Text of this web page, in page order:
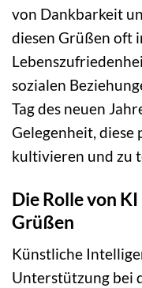
von Dankbarkeit
diesen Grüßen oft
sozialen
Tag des neuen
Gelegenheit, diese
kultivieren und zu
Die Rolle von
Grüßen
Künstliche
Unterstützung bei